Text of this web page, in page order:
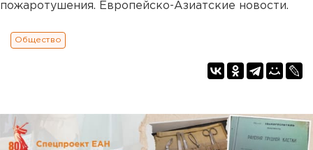
пожаротушения. Европейско-Азиатские новости.
Общество